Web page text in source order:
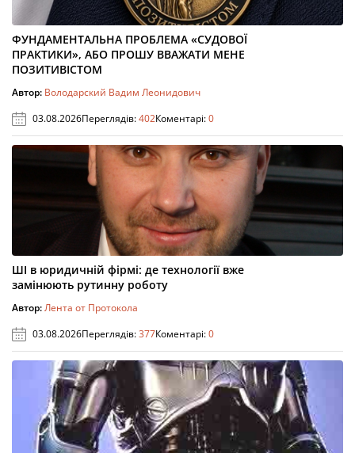
ФУНДАМЕНТАЛЬНА ПРОБЛЕМА «СУДОВОЇ
ПРАКТИКИ», АБО ПРОШУ ВВАЖАТИ МЕНЕ
ПОЗИТИВІСТОМ
Автор: Володарский Вадим Леонидович
03.08.2026Переглядів:402Коментарі:0
ШІ в юридичній фірмі: де технології вже
замінюють рутинну роботу
Автор:Лента от Протокола
03.08.2026Переглядів:377Коментарі:0